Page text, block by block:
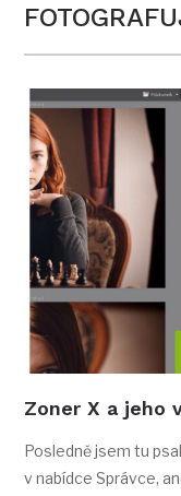
Zoner X a jeho
Posledně jsem tu
v nabídce Správce,